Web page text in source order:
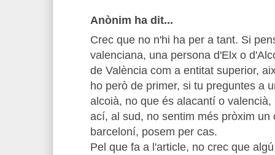
Anònim ha dit...
Crec que no n'hi ha per a tant. Si
valenciana, una persona d'Elx o
de València com a entitat superior,
ho però de primer, si tu preguntes a
alcoià, no que és alacantí o
ací, al sud, no sentim més pròxim un
barceloní, posem per cas.
Pel que fa a l'article, no crec que